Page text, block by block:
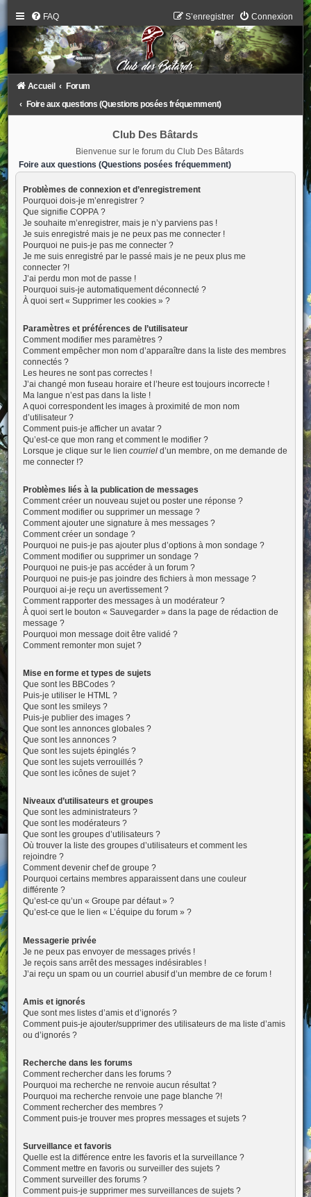
FAQ Connexion
S’enregistrer
Accueil
Forum
Foire aux questions (Questions posées fréquemment)
Club Des Bâtards
Bienvenue sur le forum du Club Des Bâtards
Foire aux questions (Questions posées fréquemment)
Problèmes de connexion et d’enregistrement
Pourquoi dois-je m’enregistrer ?
Que signifie COPPA ?
Je souhaite m’enregistrer, mais je n’y parviens pas !
Je suis enregistré mais je ne peux pas me connecter !
Pourquoi ne puis-je pas me connecter ?
Je me suis enregistré par le passé mais je ne peux plus me
connecter ?!
J’ai perdu mon mot de passe !
Pourquoi suis-je automatiquement déconnecté ?
À quoi sert « Supprimer les cookies » ?
Paramètres et préférences de l’utilisateur
Comment modifier mes paramètres ?
Comment empêcher mon nom d’apparaître dans la liste des membres
connectés ?
Les heures ne sont pas correctes !
J’ai changé mon fuseau horaire et l’heure est toujours incorrecte !
Ma langue n’est pas dans la liste !
A quoi correspondent les images à proximité de mon nom
d’utilisateur ?
Comment puis-je afficher un avatar ?
Qu’est-ce que mon rang et comment le modifier ?
Lorsque je clique sur le lien courrield’un membre, on me demande de
me connecter !?
Problèmes liés à la publication de messages
Comment créer un nouveau sujet ou poster une réponse ?
Comment modifier ou supprimer un message ?
Comment ajouter une signature à mes messages ?
Comment créer un sondage ?
Pourquoi ne puis-je pas ajouter plus d’options à mon sondage ?
Comment modifier ou supprimer un sondage ?
Pourquoi ne puis-je pas accéder à un forum ?
Pourquoi ne puis-je pas joindre des fichiers à mon message ?
Pourquoi ai-je reçu un avertissement ?
Comment rapporter des messages à un modérateur ?
À quoi sert le bouton « Sauvegarder » dans la page de rédaction de
message ?
Pourquoi mon message doit être validé ?
Comment remonter mon sujet ?
Mise en forme et types de sujets
Que sont les BBCodes ?
Puis-je utiliser le HTML ?
Que sont les smileys ?
Puis-je publier des images ?
Que sont les annonces globales ?
Que sont les annonces ?
Que sont les sujets épinglés ?
Que sont les sujets verrouillés ?
Que sont les icônes de sujet ?
Niveaux d’utilisateurs et groupes
Que sont les administrateurs ?
Que sont les modérateurs ?
Que sont les groupes d’utilisateurs ?
Où trouver la liste des groupes d’utilisateurs et comment les
rejoindre ?
Comment devenir chef de groupe ?
Pourquoi certains membres apparaissent dans une couleur
différente ?
Qu’est-ce qu’un « Groupe par défaut » ?
Qu’est-ce que le lien « L’équipe du forum » ?
Messagerie privée
Je ne peux pas envoyer de messages privés !
Je reçois sans arrêt des messages indésirables !
J’ai reçu un spam ou un courriel abusif d’un membre de ce forum !
Amis et ignorés
Que sont mes listes d’amis et d’ignorés ?
Comment puis-je ajouter/supprimer des utilisateurs de ma liste d’amis
ou d’ignorés ?
Recherche dans les forums
Comment rechercher dans les forums ?
Pourquoi ma recherche ne renvoie aucun résultat ?
Pourquoi ma recherche renvoie une page blanche ?!
Comment rechercher des membres ?
Comment puis-je trouver mes propres messages et sujets ?
Surveillance et favoris
Quelle est la différence entre les favoris et la surveillance ?
Comment mettre en favoris ou surveiller des sujets ?
Comment surveiller des forums ?
Comment puis-je supprimer mes surveillances de sujets ?